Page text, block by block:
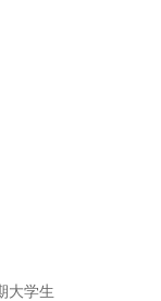
大学生